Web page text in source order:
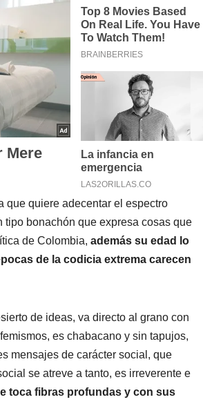
que quiere adecentar el espectro
bonachón que expresa cosas que
de Colombia, además su edad lo
de la codicia extrema carecen
de ideas, va directo al grano con
es chabacano y sin tapujos,
mensajes de carácter social, que
se atreve a tanto, es irreverente e
toca fibras profundas y con sus